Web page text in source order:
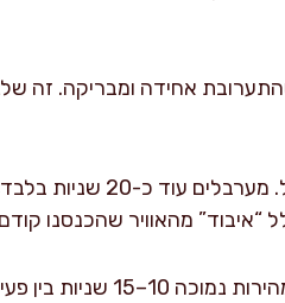
דק תוך כדי ערבול 30–45 שניות, עד שהתערובת אחידה
מוסיפים מיץ תפוזים, יוגורט או שמנת
“איבוד” מהאוויר שהכנסנו
מוסיפים את תערובת היבשים לקערה ב-2–3